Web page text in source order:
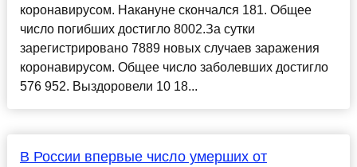
коронавирусом. Накануне скончался 181. Общее
число погибших достигло 8002.За сутки
зарегистрировано 7889 новых случаев заражения
коронавирусом. Общее число заболевших достигло
576 952. Выздоровели 10 18...
В России впервые число умерших от